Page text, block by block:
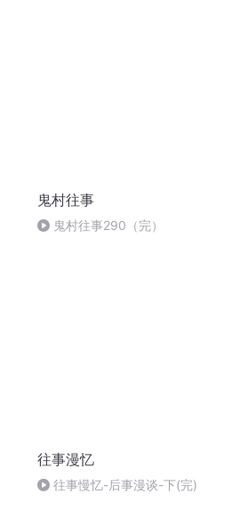
鬼村往事
鬼村往事290（完）
往事漫忆
往事慢忆-后事漫谈-下(完)